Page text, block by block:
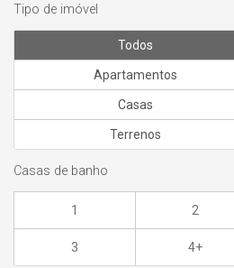
Tipo de imóvel
Todos
Apartamentos
Casas
Terrenos
Casas de banho
1 2
3 4+